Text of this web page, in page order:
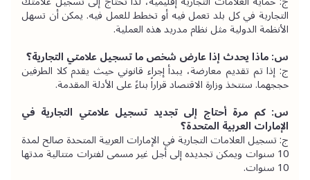
الأنظمة الدولية مثل نظام مدريد هذه العملية.
س: ماذا يحدث إذا عارض شخص ما تسجيل علامتي التجارية؟
حججهما. ستتخذ وزارة الاقتصاد قراراً بناءً على الأدلة المقدمة.
الإمارات العربية المتحدة؟
10 سنوات.